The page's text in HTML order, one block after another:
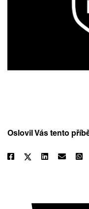
Oslovil Vás tento